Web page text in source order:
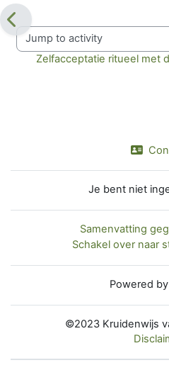
Jump to activity
Zelfacceptatie ritueel met
Je bent niet
Samenvatting
Schakel over naar
Powered by
©2023 Kruidenwijs